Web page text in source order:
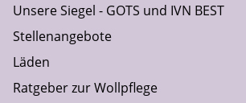
Unsere Siegel - GOTS und IVN BEST
Stellenangebote
Läden
Ratgeber zur Wollpflege